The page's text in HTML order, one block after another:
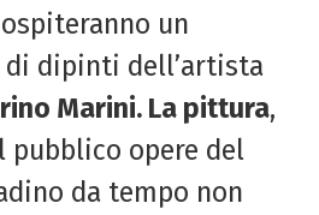
un
di dipinti dell’artista
Marini. La pittura,
pubblico opere del
da tempo non